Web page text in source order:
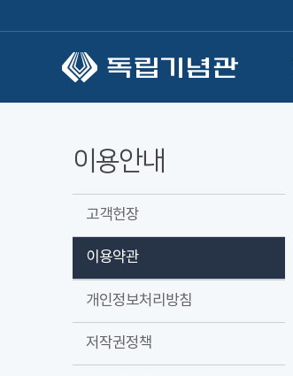
이용안내
고객헌장
이용약관
개인정보처리방침
저작권정책